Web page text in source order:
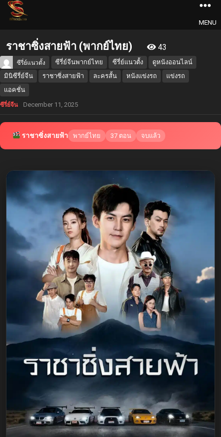
MENU
ราชาซิ่งสายฟ้า (พากย์ไทย) 43
ซีรี่ย์แนวตั้ง ซีรี่ย์จีนพากย์ไทย ซีรี่ย์แนวตั้ง
ดูหนังออนไลน์
มินิซีรี่ย์จีน
ราชาซิ่งสายฟ้า ละครสั้น หนังแข่งรถ
แข่งรถ
แอคชั่น
ซีรี่ย์จีน December 11, 2025
ราชาซิ่งสายฟ้า พากย์ไทย 37 ตอน จบแล้ว